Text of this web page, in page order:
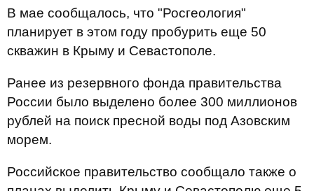
В мае сообщалось, что "Росгеология"
планирует в этом году пробурить еще 50
скважин в Крыму и Севастополе.
Ранее из резервного фонда правительства
России было выделено более 300 миллионов
рублей на поиск пресной воды под Азовским
морем.
Российское правительство сообщало также о